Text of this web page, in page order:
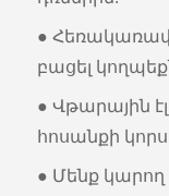
●
բացել
● Վթարային
հոսանքի
● Մենք կարող